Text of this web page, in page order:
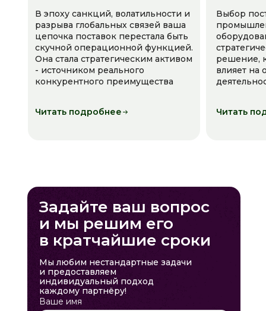
В эпоху санкций, волатильности и
разрыва глобальных связей ваша
цепочка поставок перестала быть
скучной операционной функцией.
Она стала стратегическим активом
- источником реального
конкурентного преимущества
Читать подробнее
Выбор
решение,
влияет на
Читать
Задайте ваш вопрос
и мы решим его
в кратчайшие сроки
Мы любим нестандартные задачи
и предоставляем
индивидуальный подход
каждому партнёру!
Ваше имя